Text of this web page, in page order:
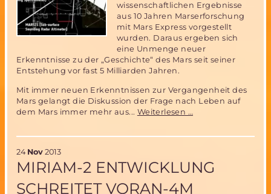
wissenschaftlichen Ergebnisse
aus 10 Jahren Marserforschung
mit Mars Express vorgestellt
wurden. Daraus ergeben sich
eine Unmenge neuer
Erkenntnisse zu der „Geschichte“ des Mars seit seiner
Entstehung vor fast 5 Milliarden Jahren.
Mit immer neuen Erkenntnissen zur Vergangenheit des
Mars gelangt die Diskussion der Frage nach Leben auf
dem Mars immer mehr aus... Weiterlesen …
Erkenntnisse
24 Nov 2013
MIRIAM-2 ENTWICKLUNG
SCHREITET VORAN-4M